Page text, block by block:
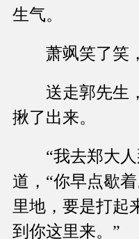
生气。
萧飒笑了笑，
送走郭先生，
揪了出来。
“我去郑大人
道，“你早点歇
里地，要是打起
到你这里来。”